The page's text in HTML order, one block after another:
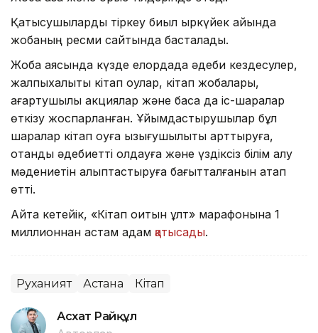
Қатысушыларды тіркеу биыл қыркүйек айында
жобаның ресми сайтында басталады.
Жоба аясында күзде елордада әдеби кездесулер,
жалпыхалықтық кітап оқулар, кітап жобалары,
ағартушылық акциялар және басқа да іс-шаралар
өткізу жоспарланған. Ұйымдастырушылар бұл
шаралар кітап оқуға қызығушылықты арттыруға,
отандық әдебиетті қолдауға және үздіксіз білім алу
мәдениетін қалыптастыруға бағытталғанын атап
өтті.
Айта кетейік, «Кітап оқитын ұлт» марафонына 1
миллионнан астам адам қатысады.
Руханият Астана Кітап
Асхат Райқұл